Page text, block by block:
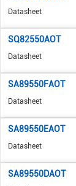
Datasheet
SQ82550AOT
Datasheet
SA89550FAOT
Datasheet
SA89550EAOT
Datasheet
SA89550DAOT